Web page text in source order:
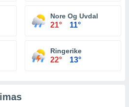
Nore Og Uvdal
21° 11°
Ringerike
22° 13°